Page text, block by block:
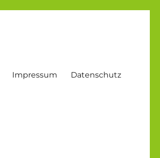
Impressum Datenschutz